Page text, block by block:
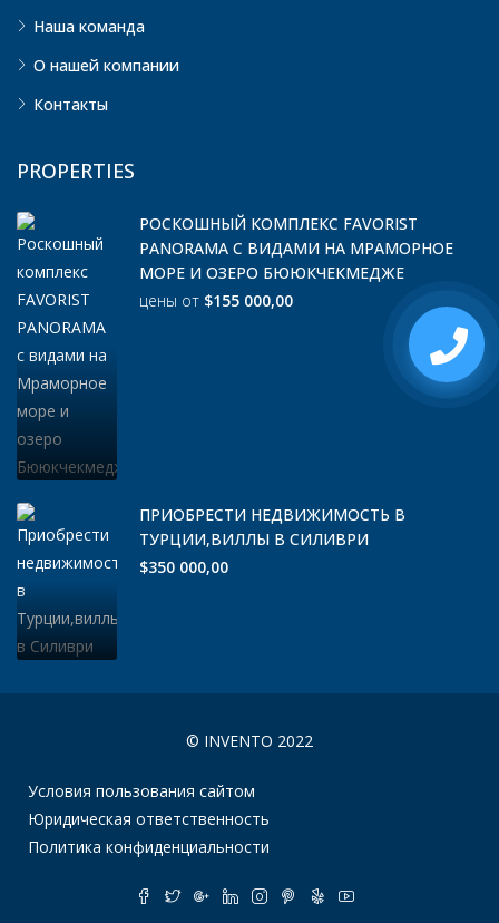
Наша команда
О нашей компании
Контакты
PROPERTIES
РОСКОШНЫЙ КОМПЛЕКС FAVORIST
PANORAMA С ВИДАМИ НА МРАМОРНОЕ
МОРЕ И ОЗЕРО БЮЮКЧЕКМЕДЖЕ
цены от $155 000,00
ПРИОБРЕСТИ НЕДВИЖИМОСТЬ В
ТУРЦИИ,ВИЛЛЫ В СИЛИВРИ
$350 000,00
© INVENTO 2022
Условия пользования сайтом
Юридическая ответственность
Политика конфиденциальности